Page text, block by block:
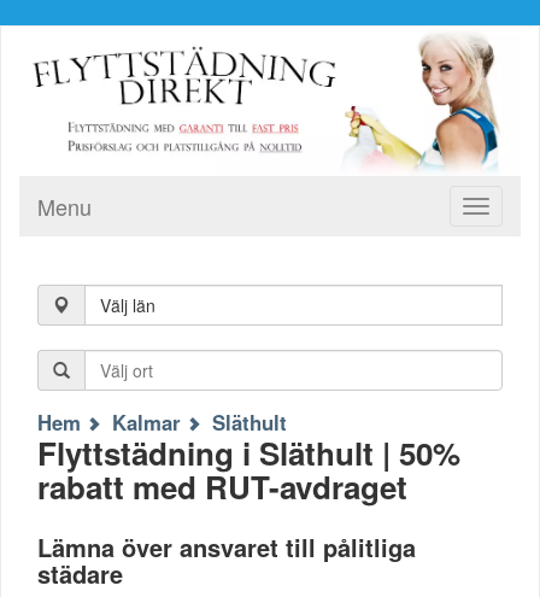
Toggle
Menu
Välj län
Hem Kalmar Släthult
Flyttstädning i Släthult | 50%
rabatt med RUT-avdraget
Lämna över ansvaret till pålitliga
städare